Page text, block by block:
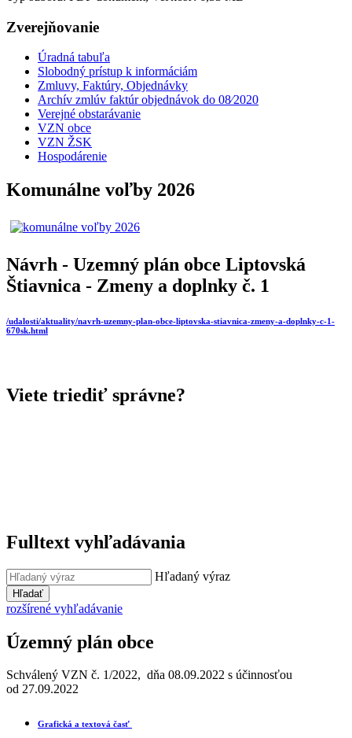
Zverejňovanie
Úradná tabuľa
Slobodný prístup k informáciám
Zmluvy, Faktúry, Objednávky
Archív zmlúv faktúr objednávok do 08⁄2020
Verejné obstarávanie
VZN obce
VZN ŽSK
Hospodárenie
Komunálne voľby 2026
Návrh - Uzemný plán obce Liptovská
Štiavnica - Zmeny a doplnky č. 1
/udalosti/aktuality/navrh-uzemny-plan-obce-liptovska-stiavnica-zmeny-a-doplnky-c-1-
670sk.html
Viete triediť správne?
Fulltext vyhľadávania
Hľadaný výraz
Hľadať
rozšírené vyhľadávanie
Územný plán obce
Schválený VZN č. 1/2022, dňa 08.09.2022 s účinnosťou
od 27.09.2022
Grafická a textová časť